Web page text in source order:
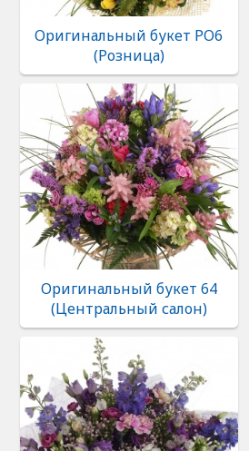
Оригинальный букет РО6
(Розница)
Оригинальный букет 64
(Центральный салон)